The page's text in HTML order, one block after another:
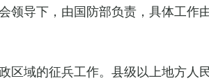
导下，由国防部负责，具体工
域的征兵工作。县级以上地方人